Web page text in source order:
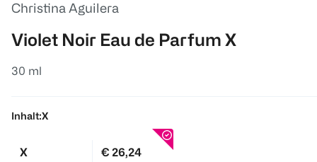
Christina Aguilera
Violet Noir Eau de Parfum X
30 ml
Inhalt:X
X € 26,24